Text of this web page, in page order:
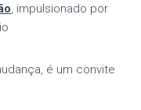
, impulsionado por
é um convite